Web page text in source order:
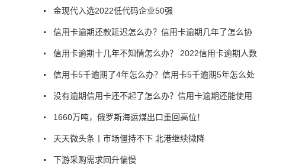
金现代入选2022低代码企业50强
信用卡逾期还款延迟怎么办？信用卡逾期几年了怎么协
信用卡逾期十几年不知情怎么办？ 2022信用卡逾期人数
信用卡5千逾期了4年怎么办？信用卡5千逾期5年怎么处
没有逾期信用卡还不起了怎么办？信用卡逾期还能使用
1660万吨，俄罗斯海运煤出口重回高位！
天天微头条丨市场僵持不下 北港继续微降
下游采购需求回升偏慢